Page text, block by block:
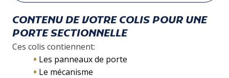
CONTENU DE VOTRE COLIS POUR UNE
PORTE SECTIONNELLE
Ces colis contiennent:
Les panneaux de porte
Le mécanisme